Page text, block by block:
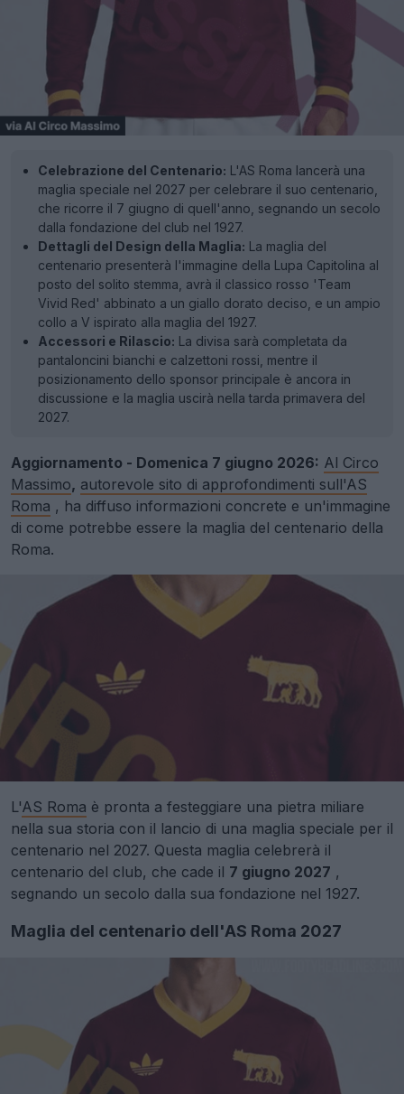
Celebrazione del Centenario: L'AS Roma lancerà una
maglia speciale nel 2027 per celebrare il suo centenario,
che ricorre il 7 giugno di quell'anno, segnando un secolo
dalla fondazione del club nel 1927.
Dettagli del Design della Maglia: La maglia del
centenario presenterà l'immagine della Lupa Capitolina al
posto del solito stemma, avrà il classico rosso 'Team
Vivid Red' abbinato a un giallo dorato deciso, e un ampio
collo a V ispirato alla maglia del 1927.
Accessori e Rilascio: La divisa sarà completata da
pantaloncini bianchi e calzettoni rossi, mentre il
posizionamento dello sponsor principale è ancora in
discussione e la maglia uscirà nella tarda primavera del
2027.
Aggiornamento - Domenica 7 giugno 2026: Al Circo
Massimo, autorevole sito di approfondimenti sull'AS
Roma , ha diffuso informazioni concrete e un'immagine
di come potrebbe essere la maglia del centenario della
Roma.
L'AS Roma è pronta a festeggiare una pietra miliare
nella sua storia con il lancio di una maglia speciale per il
centenario nel 2027. Questa maglia celebrerà il
centenario del club, che cade il 7 giugno 2027 ,
segnando un secolo dalla sua fondazione nel 1927.
Maglia del centenario dell'AS Roma 2027